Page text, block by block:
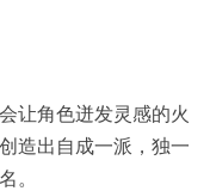
让角色迸发灵感的火
造出自成一派，独一
。